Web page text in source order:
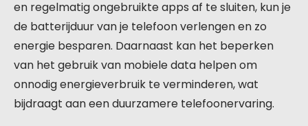
en regelmatig ongebruikte apps af te sluiten, kun je
de batterijduur van je telefoon verlengen en zo
energie besparen. Daarnaast kan het beperken
van het gebruik van mobiele data helpen om
onnodig energieverbruik te verminderen, wat
bijdraagt aan een duurzamere telefoonervaring.